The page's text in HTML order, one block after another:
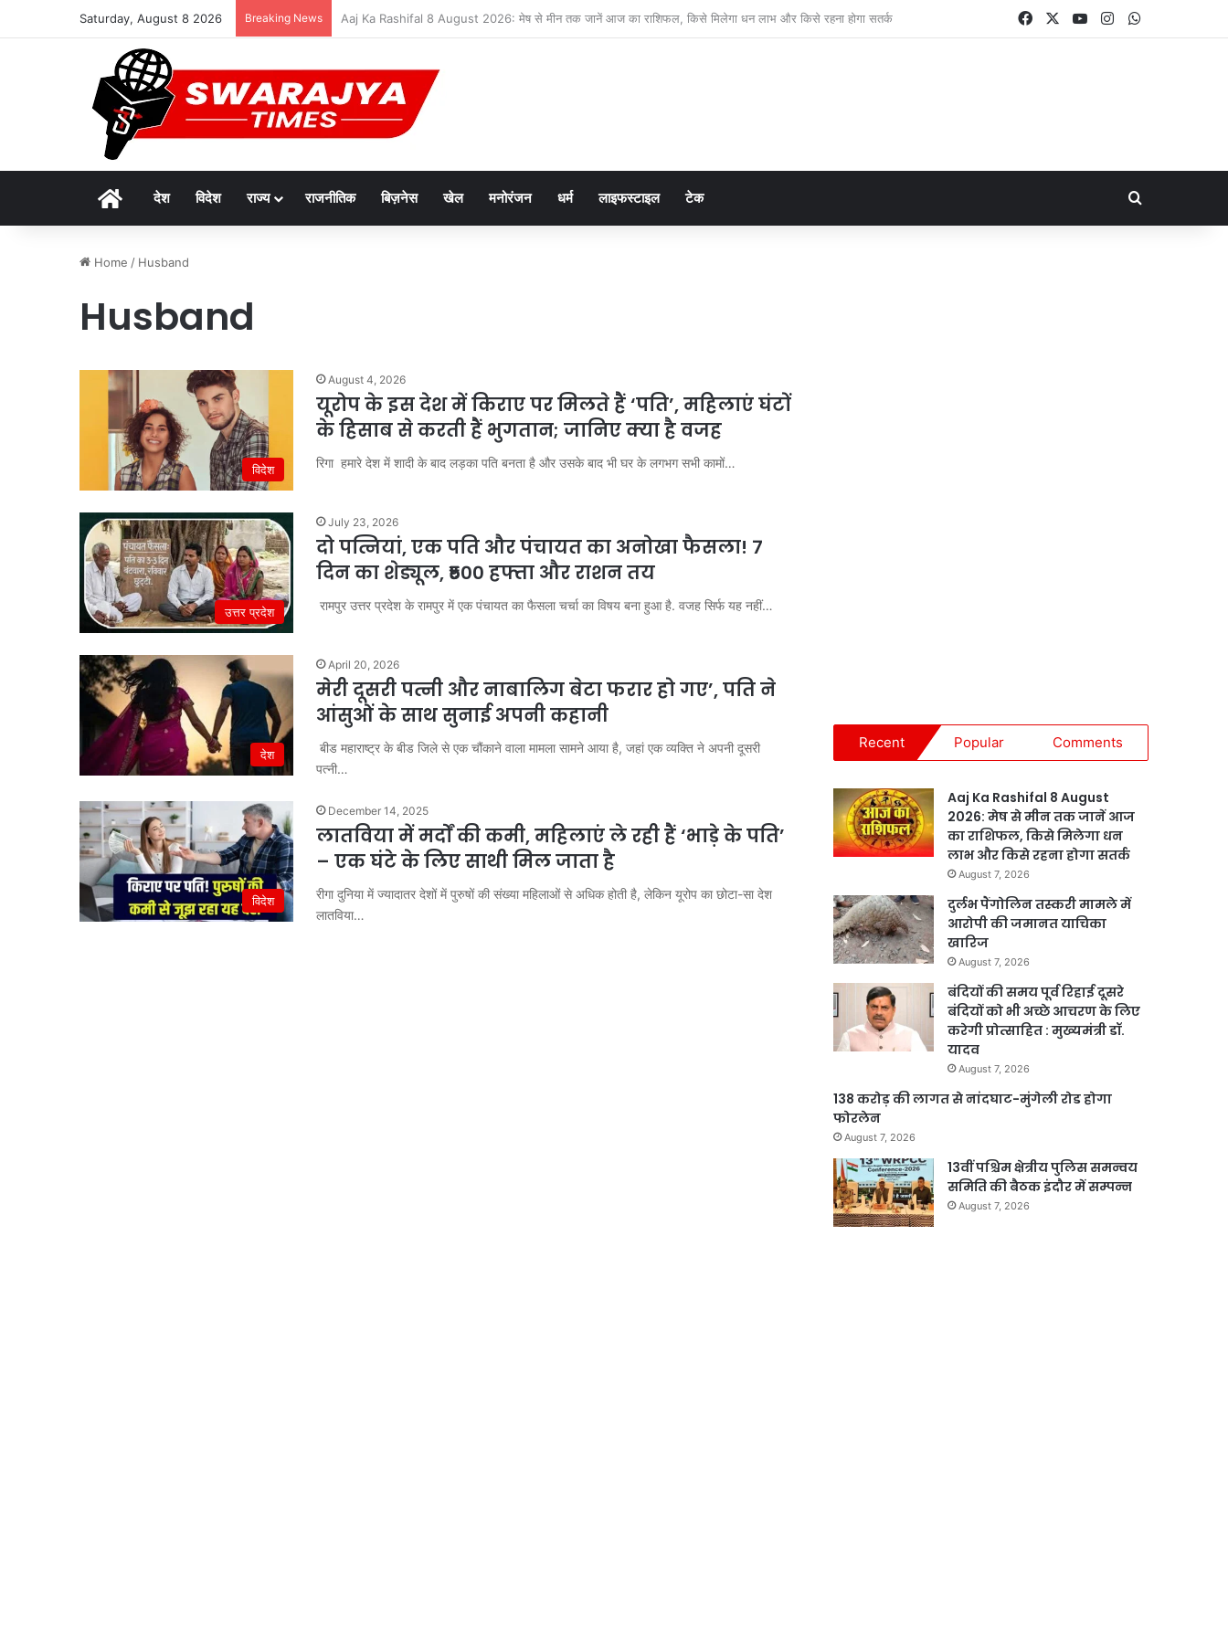
Saturday, August 8 2026 Breaking News दुर्लभ पैंगोलिन तस्करी मामले में आरोपी की जमानत याचिका खारिज FacebookYouTubeInstagram
Homeदेश विदेश राज्य राजनीतिक बिज़नेस खेल मनोरंजन धर्म लाइफस्टाइल टेक Search for
Home / Husband
Husband
विदेश
August 4, 2026
यूरोप के इस देश में किराए पर मिलते हैं ‘पति’, महिलाएं घंटों
के हिसाब से करती हैं भुगतान; जानिए क्या है वजह
रिगा हमारे देश में शादी के बाद लड़का पति बनता है और उसके बाद भी घर के लगभग सभी कामों…
उत्तर प्रदेश
July 23, 2026
दो पत्नियां, एक पति और पंचायत का अनोखा फैसला! 7
दिन का शेड्यूल, ₹500 हफ्ता और राशन तय
रामपुर उत्तर प्रदेश के रामपुर में एक पंचायत का फैसला चर्चा का विषय बना हुआ है. वजह सिर्फ यह नहीं…
देश
April 20, 2026
मेरी दूसरी पत्नी और नाबालिग बेटा फरार हो गए’, पति ने
आंसुओं के साथ सुनाई अपनी कहानी
बीड महाराष्ट्र के बीड जिले से एक चौंकाने वाला मामला सामने आया है, जहां एक व्यक्ति ने अपनी दूसरी
पत्नी…
विदेश
December 14, 2025
लातविया में मर्दों की कमी, महिलाएं ले रही हैं ‘भाड़े के पति’
– एक घंटे के लिए साथी मिल जाता है
रीगा दुनिया में ज्यादातर देशों में पुरुषों की संख्या महिलाओं से अधिक होती है, लेकिन यूरोप का छोटा-सा देश
लातविया…
Recent Popular Comments
Aaj Ka Rashifal 8 August
2026: मेष से मीन तक जानें आज
का राशिफल, किसे मिलेगा धन
लाभ और किसे रहना होगा सतर्क
August 7, 2026
दुर्लभ पैंगोलिन तस्करी मामले में
आरोपी की जमानत याचिका
खारिज
August 7, 2026
बंदियों की समय पूर्व रिहाई दूसरे
बंदियों को भी अच्छे आचरण के लिए
करेगी प्रोत्साहित : मुख्यमंत्री डॉ.
यादव
August 7, 2026
138 करोड़ की लागत से नांदघाट-मुंगेली रोड होगा
फोरलेन
August 7, 2026
13वीं पश्चिम क्षेत्रीय पुलिस समन्वय
समिति की बैठक इंदौर में सम्पन्न
August 7, 2026